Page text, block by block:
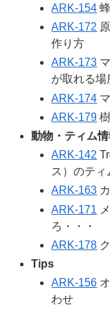
ARK-154
ARK-172
作り方
ARK-173
が取れる場
ARK-174
ARK-179
動物・ティム情
ARK-142
ス）のテ
ARK-163
ARK-171
ろ・・・
ARK-178
Tips
ARK-156
わせ